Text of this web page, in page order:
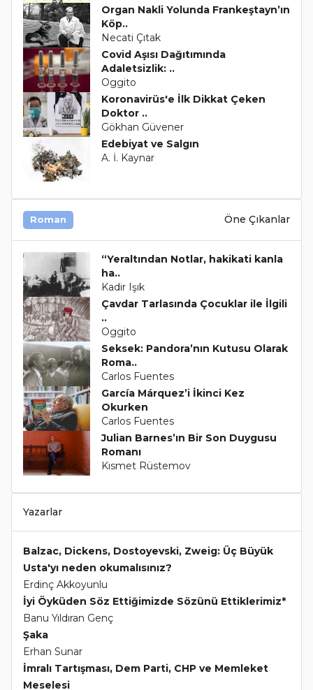
Organ Nakli Yolunda Frankeştayn’ın
Köp..
Necati Çıtak
Covid Aşısı Dağıtımında
Adaletsizlik: ..
Oggito
Koronavirüs'e İlk Dikkat Çeken
Doktor ..
Gökhan Güvener
Edebiyat ve Salgın
A. İ. Kaynar
Roman Öne Çıkanlar
“Yeraltından Notlar, hakikati kanla
ha..
Kadir Işık
Çavdar Tarlasında Çocuklar ile İlgili
..
Oggito
Seksek: Pandora’nın Kutusu Olarak
Roma..
Carlos Fuentes
García Márquez’i İkinci Kez
Okurken
Carlos Fuentes
Julian Barnes’ın Bir Son Duygusu
Romanı
Kısmet Rüstemov
Yazarlar
Balzac, Dickens, Dostoyevski, Zweig: Üç Büyük
Usta'yı neden okumalısınız?
Erdinç Akkoyunlu
İyi Öyküden Söz Ettiğimizde Sözünü Ettiklerimiz*
Banu Yıldıran Genç
Şaka
Erhan Sunar
İmralı Tartışması, Dem Parti, CHP ve Memleket
Meselesi